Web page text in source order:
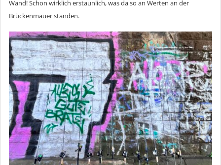
Wand! Schon wirklich erstaunlich, was da so an Werten an der
Brückenmauer standen.